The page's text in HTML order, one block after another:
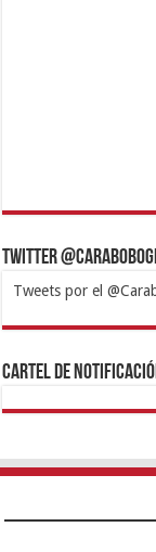
Twitter
Tweets por el
1xbetBetturkeyBetist
https://
Cartel de